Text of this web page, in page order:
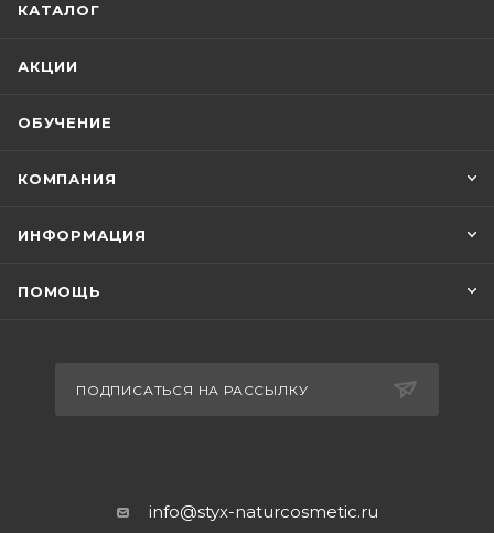
КАТАЛОГ
АКЦИИ
ОБУЧЕНИЕ
КОМПАНИЯ
ИНФОРМАЦИЯ
ПОМОЩЬ
ПОДПИСАТЬСЯ НА РАССЫЛКУ
info@styx-naturcosmetic.ru